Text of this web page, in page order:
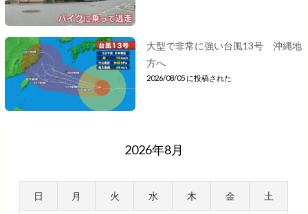
大型で非常に強い台風13号 沖縄地
方へ
2026/08/05 に投稿された
2026年8月
日 月 火 水 木 金 土